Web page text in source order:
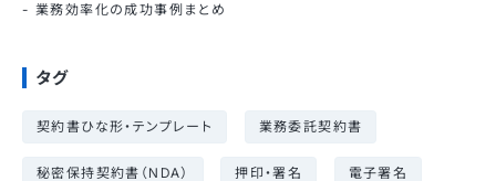
業務効率化の成功事例まとめ
タグ
契約書ひな形・テンプレート 業務委託契約書
秘密保持契約書（NDA） 押印・署名 電子署名